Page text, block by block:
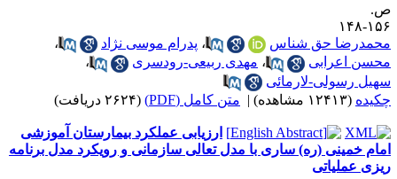
۱۴۸
حق شناس
،پدرام موسی نژاد
،
اعرابی
،مهدی ربیعی-رودسری
،
رسولی-لارمائی
(۱۲۴۱۳ مشاهده) | متن کامل (PDF) (۲۶۲۴ دریافت)
ارزیابی عملکرد بیمارستان آموزشی
خمینی (ره) ساری با مدل تعالی سازمانی و رویکرد مدل برنامه
عملیاتی